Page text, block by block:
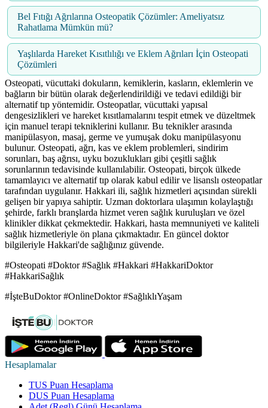
Bel Fıtığı Ağrılarına Osteopatik Çözümler: Ameliyatsız
Rahatlama Mümkün mü?
Yaşlılarda Hareket Kısıtlılığı ve Eklem Ağrıları İçin Osteopati
Çözümleri
Osteopati, vücuttaki dokuların, kemiklerin, kasların, eklemlerin ve
bağların bir bütün olarak değerlendirildiği ve tedavi edildiği bir
alternatif tıp yöntemidir. Osteopatlar, vücuttaki yapısal
dengesizlikleri ve hareket kısıtlamalarını tespit etmek ve düzeltmek
için manuel terapi tekniklerini kullanır. Bu teknikler arasında
manipülasyon, masaj, germe ve yumuşak doku manipülasyonu
bulunur. Osteopati, ağrı, kas ve eklem problemleri, sindirim
sorunları, baş ağrısı, uyku bozuklukları gibi çeşitli sağlık
sorunlarının tedavisinde kullanılabilir. Osteopati, birçok ülkede
tamamlayıcı ve alternatif tıp olarak kabul edilir ve lisanslı osteopatlar
tarafından uygulanır. Hakkari ili, sağlık hizmetleri açısından sürekli
gelişen bir yapıya sahiptir. Uzman doktorlara ulaşımın kolaylaştığı
şehirde, farklı branşlarda hizmet veren sağlık kuruluşları ve özel
klinikler dikkat çekmektedir. Hakkari, hasta memnuniyeti ve kaliteli
sağlık hizmetleriyle ön plana çıkmaktadır. En güncel doktor
bilgileriyle Hakkari'de sağlığınız güvende.
#Osteopati #Doktor #Sağlık #Hakkari #HakkariDoktor
#HakkariSağlık
#İşteBuDoktor #OnlineDoktor #SağlıklıYaşam
Hesaplamalar
TUS Puan Hesaplama
DUS Puan Hesaplama